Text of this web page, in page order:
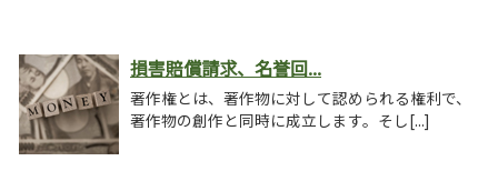
損害賠償請求、名誉回...
著作権とは、著作物に対して認められる権利で、
著作物の創作と同時に成立します。そし[...]